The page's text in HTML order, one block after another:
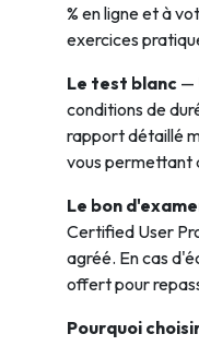
% en ligne et à
exercices
Le test blanc —
conditions de
rapport détaillé
vous permettant
Le bon
Certified User
agréé. En cas
offert pour
Pourquoi